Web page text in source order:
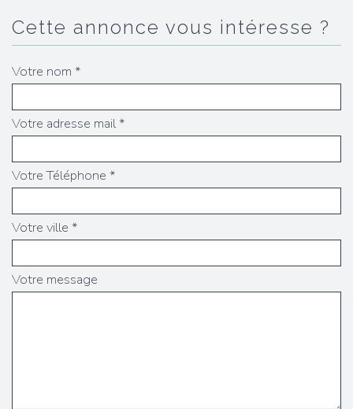
cette annonce vous intéresse ?
Votre nom *
Votre adresse mail *
Votre Téléphone *
Votre ville *
Votre message